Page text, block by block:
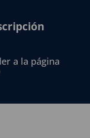
a la página